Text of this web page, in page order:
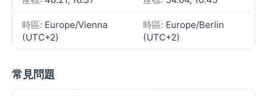
時區: Europe/Vienna
(UTC+2)
時區: Europe/Berlin
(UTC+2)
常見問題